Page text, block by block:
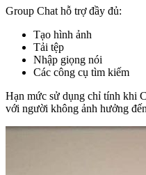
Group Chat hỗ trợ đầy đủ:
Tạo hình ảnh
Tải tệp
Nhập giọng nói
Các công cụ tìm kiếm
Hạn mức sử dụng chỉ tính khi
với người không ảnh hưởng